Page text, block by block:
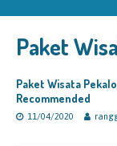
Paket
Paket Wisata
Recommended
11/04/2020